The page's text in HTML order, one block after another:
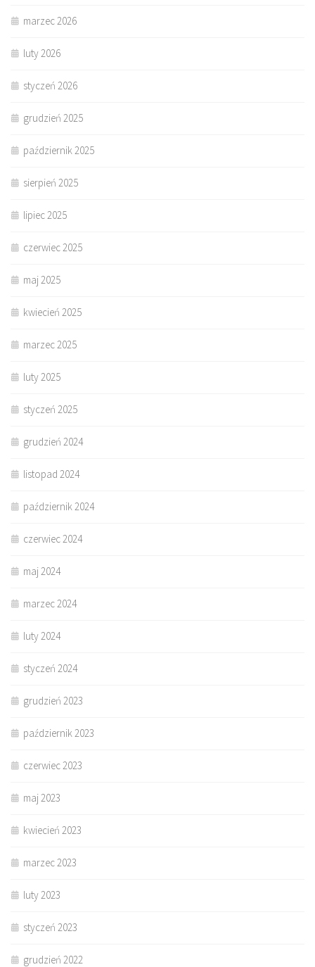
marzec 2026
luty 2026
styczeń 2026
grudzień 2025
październik 2025
sierpień 2025
lipiec 2025
czerwiec 2025
maj 2025
kwiecień 2025
marzec 2025
luty 2025
styczeń 2025
grudzień 2024
listopad 2024
październik 2024
czerwiec 2024
maj 2024
marzec 2024
luty 2024
styczeń 2024
grudzień 2023
październik 2023
czerwiec 2023
maj 2023
kwiecień 2023
marzec 2023
luty 2023
styczeń 2023
grudzień 2022